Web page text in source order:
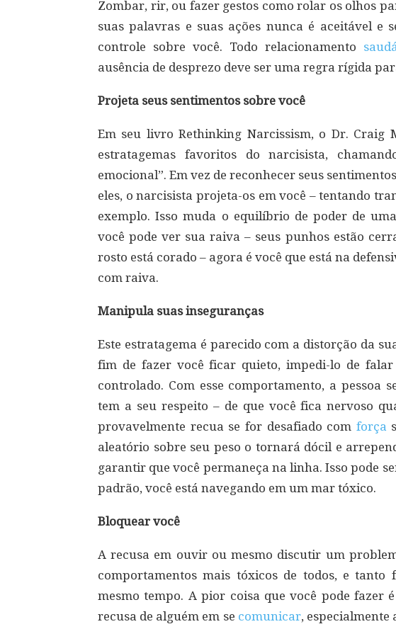
Zombar, rir, ou fazer gestos como rolar os olhos
suas palavras e suas ações nunca é aceitável e
controle sobre você. Todo relacionamento
ausência de desprezo deve ser uma regra rígida
Projeta seus sentimentos sobre você
Em seu livro Rethinking Narcissism, o Dr. Craig
estratagemas favoritos do narcisista,
emocional”. Em vez de reconhecer seus
eles, o narcisista projeta-os em você – tentando
exemplo. Isso muda o equilíbrio de poder de
você pode ver sua raiva – seus punhos estão
rosto está corado – agora é você que está na
com raiva.
Manipula suas inseguranças
Este estratagema é parecido com a distorção da
fim de fazer você ficar quieto, impedi-lo de
controlado. Com esse comportamento, a pessoa
tem a seu respeito – de que você fica nervoso
provavelmente recua se for desafiado com força
aleatório sobre seu peso o tornará dócil e
garantir que você permaneça na linha. Isso pode
padrão, você está navegando em um mar tóxico.
Bloquear você
A recusa em ouvir ou mesmo discutir um
comportamentos mais tóxicos de todos, e
mesmo tempo. A pior coisa que você pode fazer
recusa de alguém em se comunicar,